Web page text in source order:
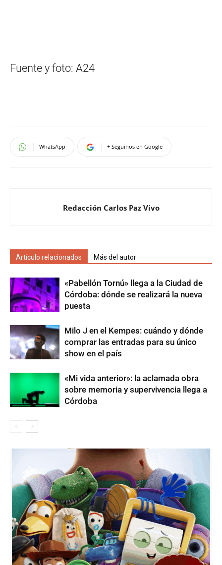
Fuente y foto: A24
WhatsApp + Seguinos en Google
Redacción Carlos Paz Vivo
Artículo relacionados Más del autor
«Pabellón Tornú» llega a la Ciudad de
Córdoba: dónde se realizará la nueva
puesta
Milo J en el Kempes: cuándo y dónde
comprar las entradas para su único
show en el país
«Mi vida anterior»: la aclamada obra
sobre memoria y supervivencia llega a
Córdoba